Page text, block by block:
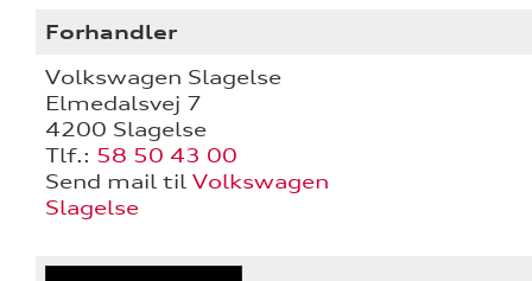
Forhandler
Volkswagen Slagelse
Elmedalsvej 7
4200 Slagelse
Tlf.: 58 50 43 00
Send mail til Volkswagen
Slagelse